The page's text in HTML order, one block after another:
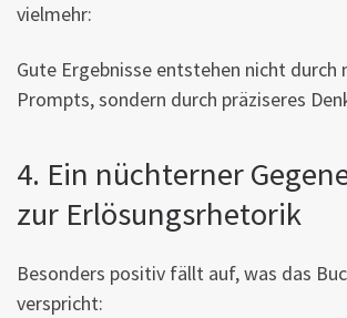
vielmehr:
Gute Ergebnisse entstehen nicht durch
Prompts, sondern durch präziseres
4. Ein nüchterner
zur Erlösungsrhetorik
Besonders positiv fällt auf, was das
verspricht: